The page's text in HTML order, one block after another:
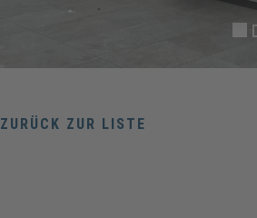
ZURÜCK ZUR LISTE